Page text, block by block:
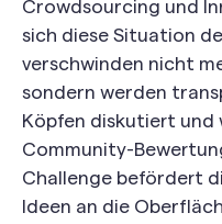
Crowdsourcing und
sich diese Situation
verschwinden nicht
sondern werden
Köpfen diskutiert
Community-
Challenge befördert
Ideen an die